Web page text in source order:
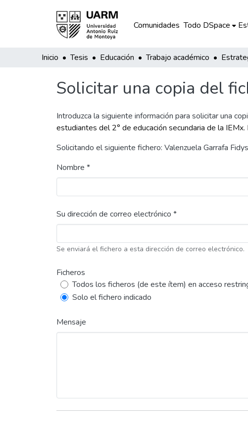
Comunidades Todo DSpace
Inicio Tesis Educación Trabajo académico
Solicitar una copia del
Introduzca la siguiente información para solicitar una
estudiantes del 2° de educación secundaria de la
Solicitando el siguiente fichero: Valenzuela Garrafa
Nombre *
Su dirección de correo electrónico *
Se enviará el fichero a esta dirección de correo electrónico.
Ficheros
Todos los ficheros (de este ítem) en acceso
Solo el fichero indicado
Mensaje